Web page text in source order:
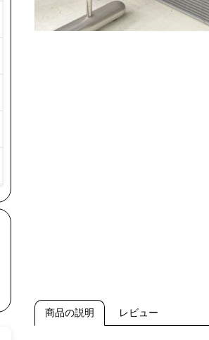
商品の説明 レビュー